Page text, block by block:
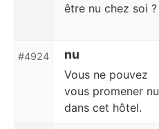
être nu chez soi ?
#4924 nu
Vous ne pouvez
vous promener nu
dans cet hôtel.